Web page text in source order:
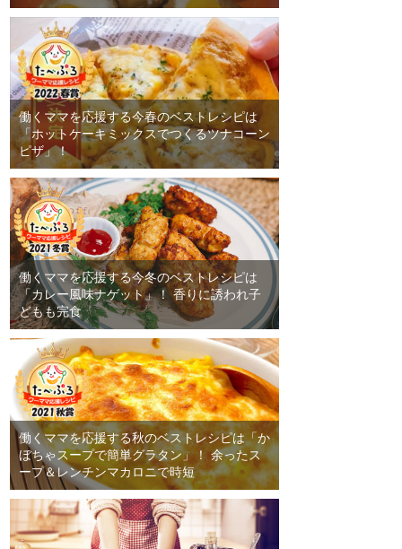
働くママを応援する今春のベストレシピは
「ホットケーキミックスでつくるツナコーン
ピザ」！
働くママを応援する今冬のベストレシピは
「カレー風味ナゲット」！ 香りに誘われ子
どもも完食
働くママを応援する秋のベストレシピは「か
ぼちゃスープで簡単グラタン」！ 余ったス
ープ＆レンチンマカロニで時短